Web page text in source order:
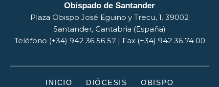
Obispado de Santander
Plaza Obispo José Eguino y Trecu, 1. 39002
Santander, Cantabria (España)
Teléfono (+34) 942 36 56 57 | Fax (+34) 942 36 74 00
INICIO DIÓCESIS OBISPO